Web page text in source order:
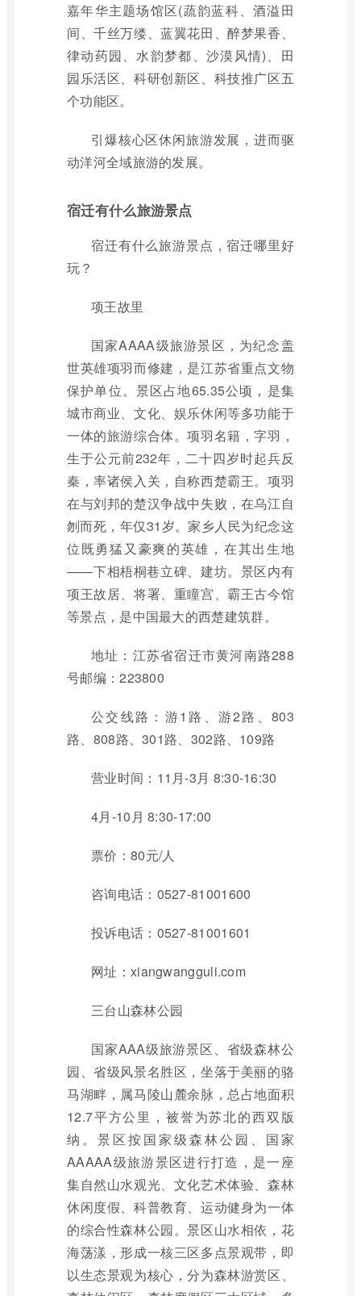
嘉年华主题场馆区(蔬韵蓝科、酒溢田
间、千丝万缕、蓝翼花田、醉梦果香、
律动药园、水韵梦都、沙漠风情)、田
园乐活区、科研创新区、科技推广区五
个功能区。
引爆核心区休闲旅游发展，进而驱
动洋河全域旅游的发展。
宿迁有什么旅游景点
宿迁有什么旅游景点，宿迁哪里好
玩？
项王故里
国家AAAA级旅游景区，为纪念盖
世英雄项羽而修建，是江苏省重点文物
保护单位。景区占地65.35公顷，是集
城市商业、文化、娱乐休闲等多功能于
一体的旅游综合体。项羽名籍，字羽，
生于公元前232年，二十四岁时起兵反
秦，率诸侯入关，自称西楚霸王。项羽
在与刘邦的楚汉争战中失败，在乌江自
刎而死，年仅31岁。家乡人民为纪念这
位既勇猛又豪爽的英雄，在其出生地
——下相梧桐巷立碑、建坊。景区内有
项王故居、将署、重瞳宫、霸王古今馆
等景点，是中国最大的西楚建筑群。
地址：江苏省宿迁市黄河南路288
号邮编：223800
公交线路：游1路、游2路、803
路、808路、301路、302路、109路
营业时间：11月-3月 8:30-16:30
4月-10月 8:30-17:00
票价：80元/人
咨询电话：0527-81001600
投诉电话：0527-81001601
网址：xiangwangguli.com
三台山森林公园
国家AAA级旅游景区、省级森林公
园、省级风景名胜区，坐落于美丽的骆
马湖畔，属马陵山麓余脉，总占地面积
12.7平方公里，被誉为苏北的西双版
纳。景区按国家级森林公园、国家
AAAAA级旅游景区进行打造，是一座
集自然山水观光、文化艺术体验、森林
休闲度假、科普教育、运动健身为一体
的综合性森林公园。景区山水相依，花
海荡漾，形成一核三区多点景观带，即
以生态景观为核心，分为森林游赏区、